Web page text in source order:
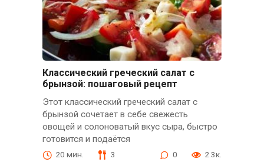
Классический греческий салат с
брынзой: пошаговый рецепт
Этот классический греческий салат с
брынзой сочетает в себе свежесть
овощей и солоноватый вкус сыра, быстро
готовится и подаётся
20 мин. 3 0 2.3к.